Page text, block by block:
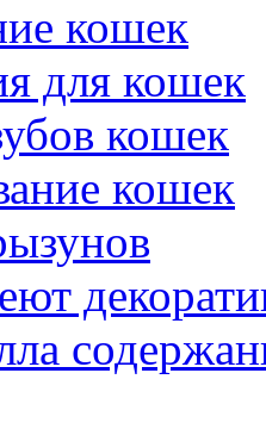
кошек
для кошек
кошек
кошек